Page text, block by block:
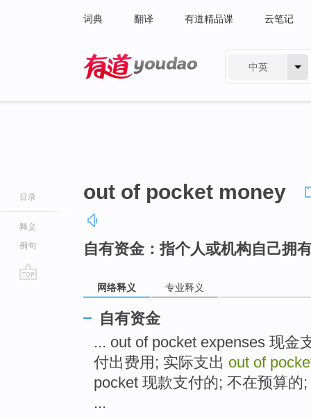
词典 翻译 有道精品课 云笔记
中英
目录
释义
例句
out of pocket money
自有资金：指个人或机构自己拥
网络释义 专业释义
自有资金
... out of pocket expenses 现金
付出费用; 实际支出 out of
pocket 现款支付的; 不在预算
...